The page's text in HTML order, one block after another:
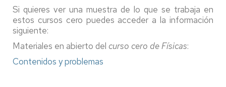
Si quieres ver una muestra de lo que se trabaja en
estos cursos cero puedes acceder a la información
siguiente:
Materiales en abierto del curso cero de Físicas:
Contenidos y problemas